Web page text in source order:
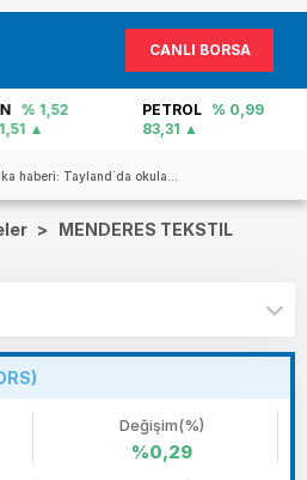
CANLI BORSA
% 1,52
PETROL
% 0,99
83,31
haberi: Tayland`da okula...
>
MENDERES TEKSTIL
Değişim(%)
%0,29